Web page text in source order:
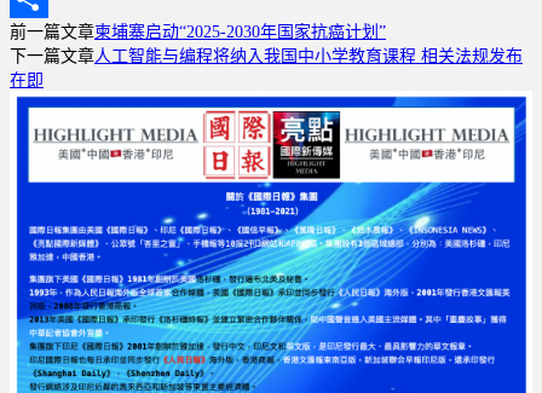
分
享
前一篇文章柬埔寨启动“2025-2030年国家抗癌计划”
下一篇文章人工智能与编程将纳入我国中小学教育课程 相关法规发布
在即